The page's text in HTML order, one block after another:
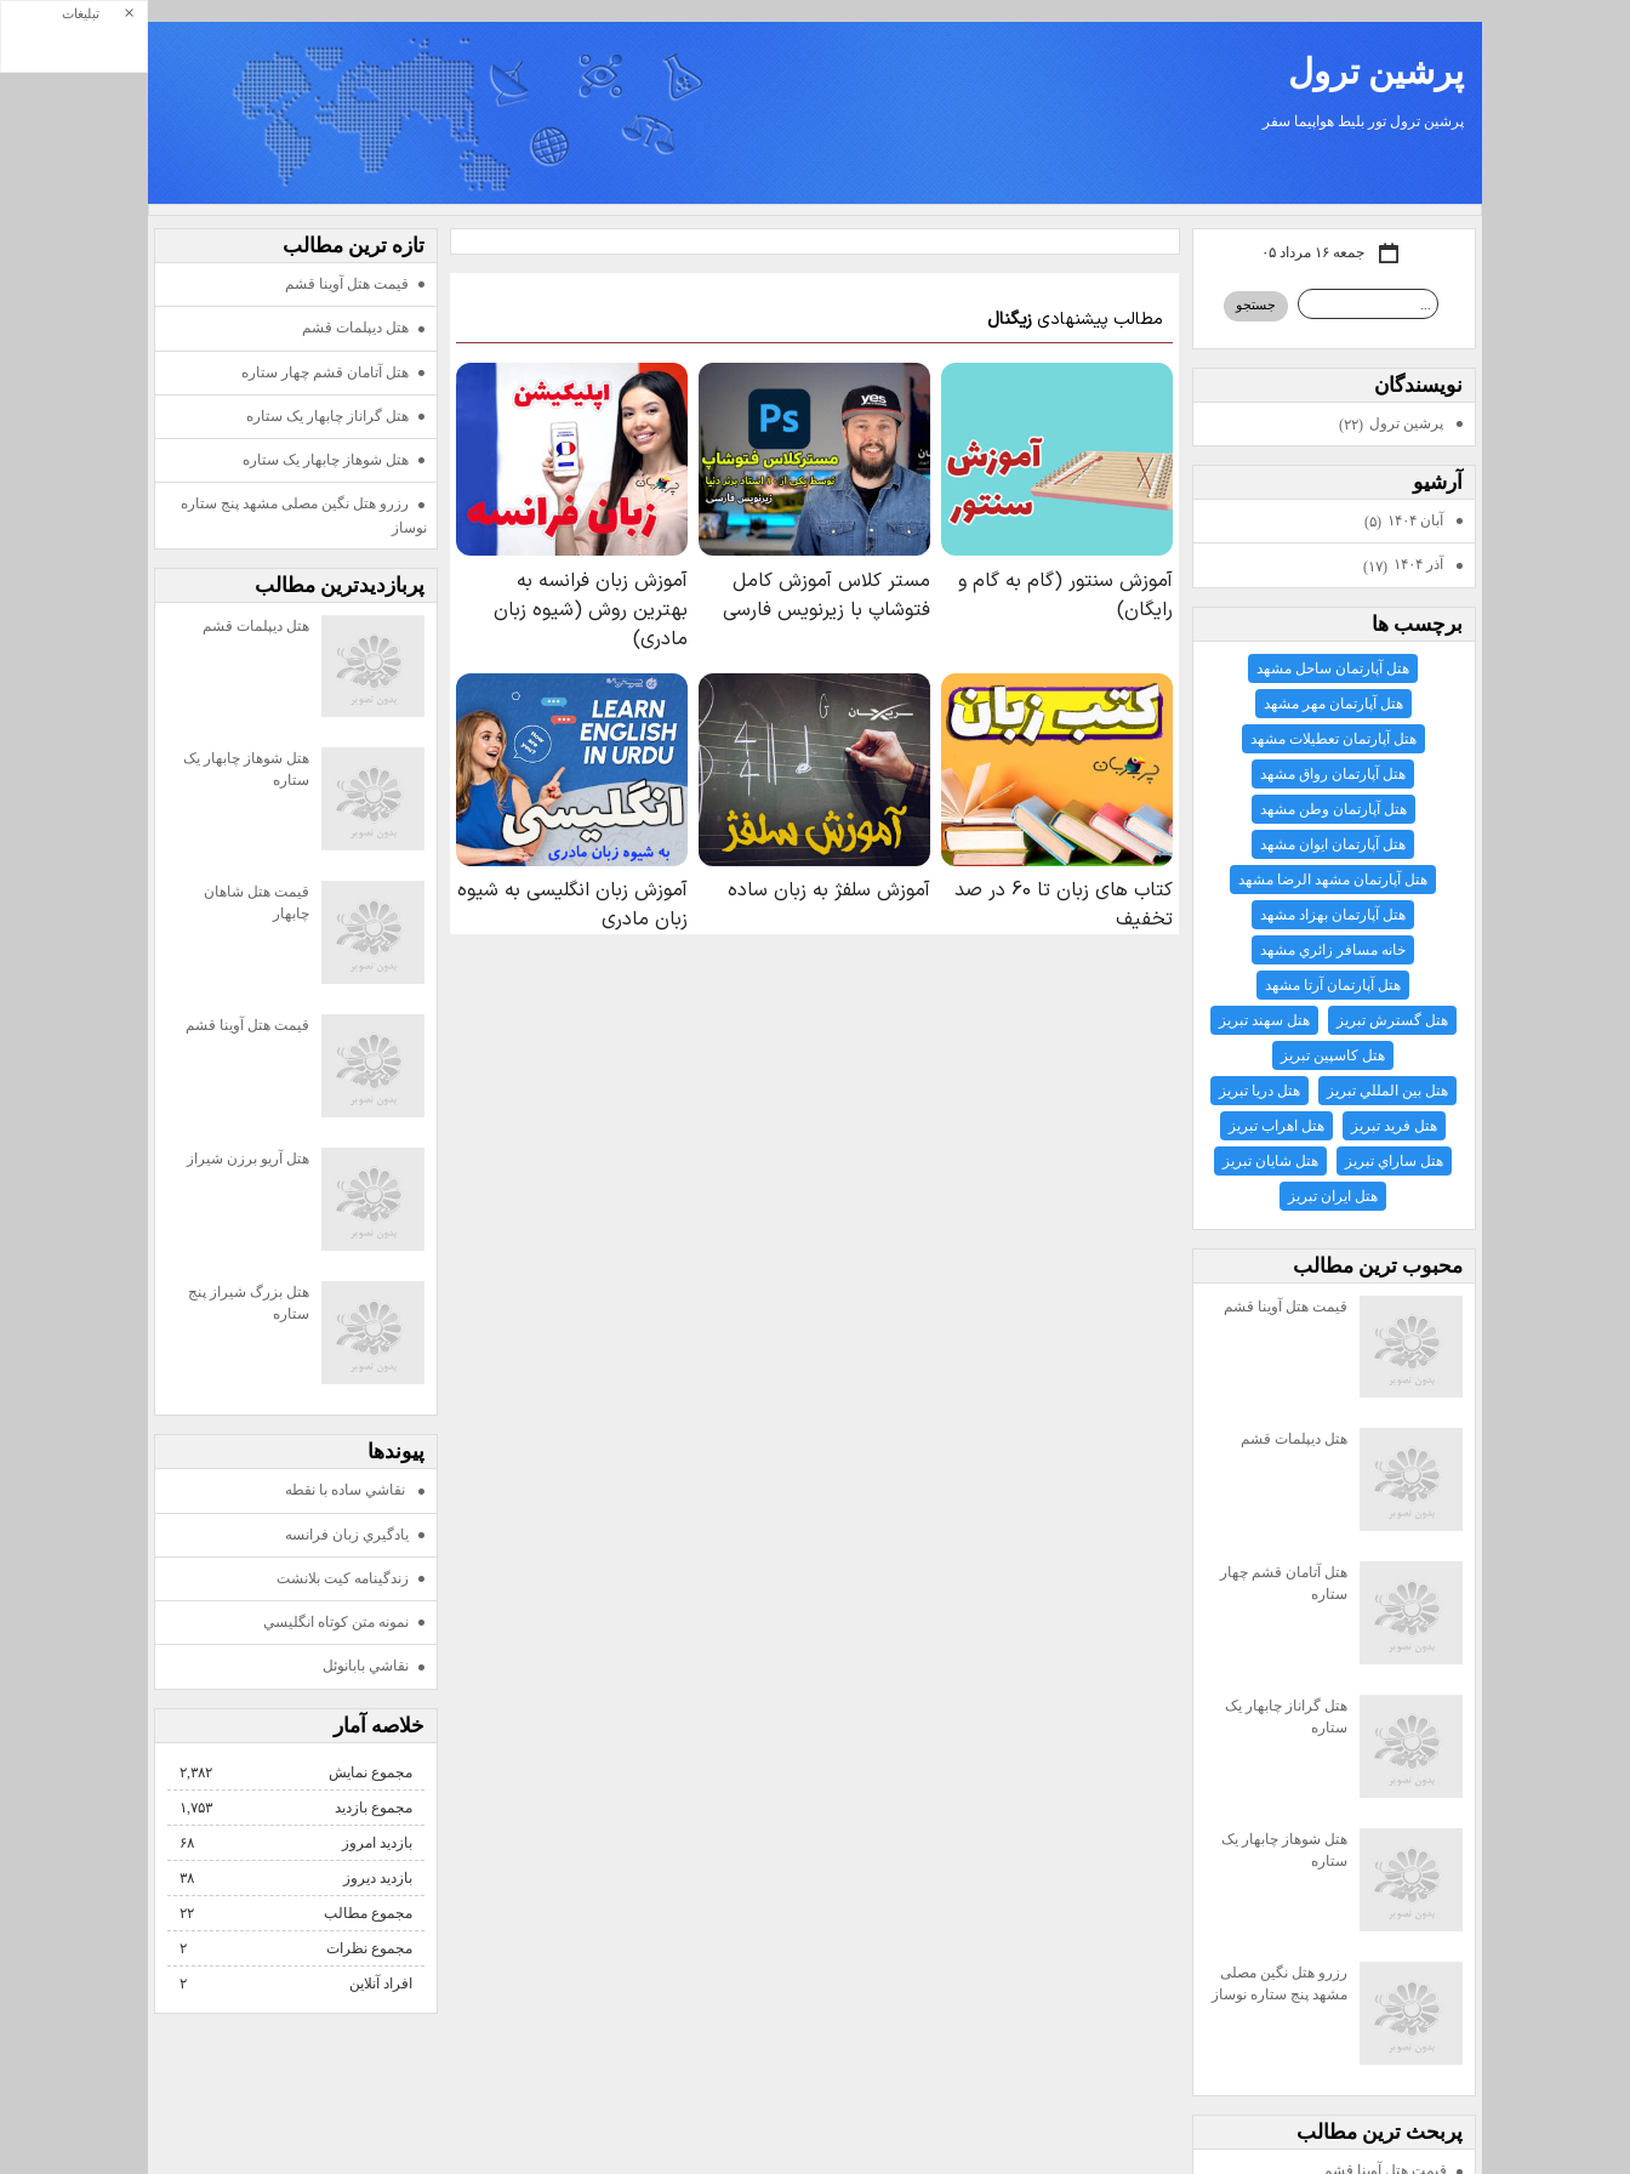
پرشين ترول
پرشين ترول تور بليط هواپيما سفر
جمعه ۱۶ مرداد ۰۵
نويسندگان
پرشين ترول (۲۲)
آرشيو
آبان ۱۴۰۴ (۵)
آذر ۱۴۰۴ (۱۷)
برچسب ها
هتل آپارتمان ساحل مشهد
هتل آپارتمان مهر مشهد
هتل آپارتمان تعطيلات مشهد
هتل آپارتمان رواق مشهد
هتل آپارتمان وطن مشهد
هتل آپارتمان ايوان مشهد
هتل آپارتمان مشهد الرضا مشهد
هتل آپارتمان بهزاد مشهد
خانه مسافر زائري مشهد
هتل آپارتمان آرتا مشهد
هتل گسترش تبريز هتل سهند تبريز
هتل كاسپين تبريز
هتل بين المللي تبريز هتل دريا تبريز
هتل فريد تبريز هتل اهراب تبريز
هتل ساراي تبريز هتل شايان تبريز
هتل ايران تبريز
محبوب ترين مطالب
قیمت هتل آوینا قشم
هتل دیپلمات قشم
هتل آتامان قشم چهار
ستاره
هتل گراناز چابهار یک
ستاره
هتل شوهاز چابهار یک
ستاره
رزرو هتل نگین مصلی
مشهد پنج ستاره نوساز
پربحث ترين مطالب
تازه ترين مطالب
قیمت هتل آوینا قشم
هتل دیپلمات قشم
هتل آتامان قشم چهار ستاره
هتل گراناز چابهار یک ستاره
هتل شوهاز چابهار یک ستاره
رزرو هتل نگین مصلی مشهد پنج ستاره
نوساز
پربازديدترين مطالب
هتل دیپلمات قشم
هتل شوهاز چابهار یک
ستاره
قیمت هتل شاهان
چابهار
قیمت هتل آوینا قشم
هتل آریو برزن شیراز
هتل بزرگ شیراز پنج
ستاره
پيوندها
نقاشي ساده با نقطه
يادگيري زبان فرانسه
زندگينامه كيت بلانشت
نمونه متن كوتاه انگليسي
نقاشي بابانوئل
خلاصه آمار
مجموع نمایش‌ ۲,۳۸۲
مجموع بازدید ۱,۷۵۳
بازدید امروز ۶۸
بازدید دیروز ۳۸
مجموع مطالب ۲۲
مجموع نظرات ۲
افراد آنلاین ۲
تبلیغات ×